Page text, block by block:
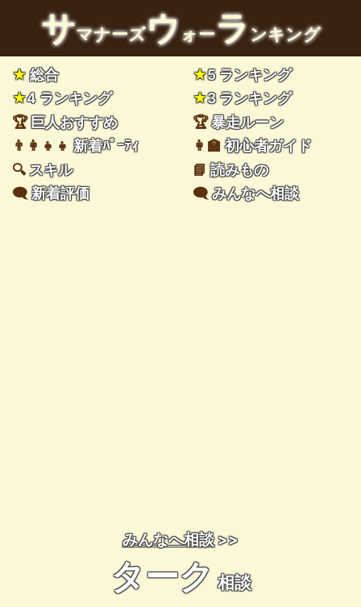
サマナーズウォーランキング
★総合 ★5 ランキング
★4 ランキング ★3 ランキング
🏆巨人おすすめ 🏆暴走ルーン
👨‍👩‍👧‍👧新着ﾊﾟｰﾃｨ 👩‍🏫初心者ガイド
🔍スキル 📘読みもの
🗨️新着評価 🗨️みんなへ相談
みんなへ相談>>
ターク 相談